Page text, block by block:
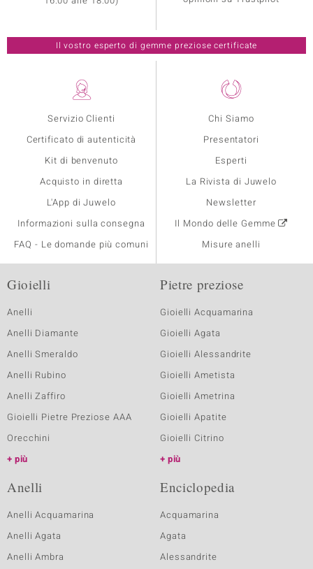
Servizio Clienti
Certificato di autenticità
Kit di benvenuto
Acquisto in diretta
L'App di Juwelo
Informazioni sulla consegna
FAQ - Le domande più comuni
Chi Siamo
Presentatori
Esperti
La Rivista di Juwelo
Newsletter
Il Mondo delle Gemme
Misure anelli
Il vostro esperto di gemme preziose certificate
Gioielli
Anelli
Anelli Diamante
Anelli Smeraldo
Anelli Rubino
Anelli Zaffiro
Gioielli Pietre Preziose AAA
Orecchini
più
Pietre preziose
Gioielli Acquamarina
Gioielli Agata
Gioielli Alessandrite
Gioielli Ametista
Gioielli Ametrina
Gioielli Apatite
Gioielli Citrino
più
Anelli
Anelli Acquamarina
Anelli Agata
Anelli Ambra
Enciclopedia
Acquamarina
Agata
Alessandrite